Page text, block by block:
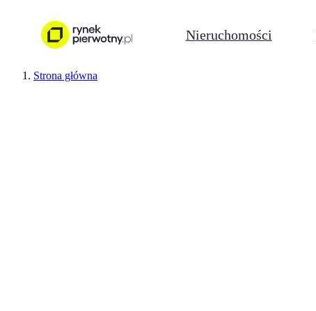
Nieruchomości
Strona główna